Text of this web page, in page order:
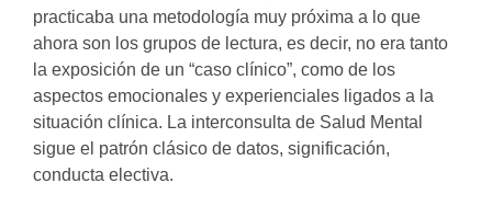
practicaba una metodología muy próxima a lo que
ahora son los grupos de lectura, es decir, no era tanto
la exposición de un “caso clínico”, como de los
aspectos emocionales y experienciales ligados a la
situación clínica. La interconsulta de Salud Mental
sigue el patrón clásico de datos, significación,
conducta electiva.